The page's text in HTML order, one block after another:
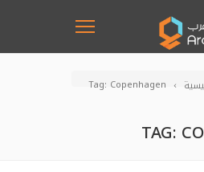
Tag: Copenhagen
TAG: